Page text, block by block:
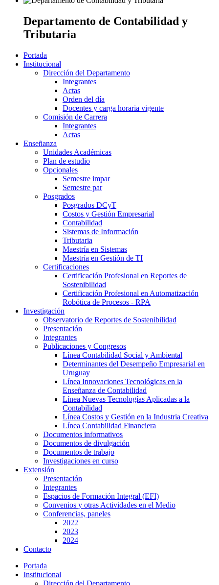
Departamento de Contabilidad y
Tributaria
Portada
Institucional
Dirección del Departamento
Integrantes
Actas
Orden del día
Docentes y carga horaria vigente
Comisión de Carrera
Integrantes
Actas
Enseñanza
Unidades Académicas
Plan de estudio
Opcionales
Semestre impar
Semestre par
Posgrados
Posgrados DCyT
Costos y Gestión Empresarial
Contabilidad
Sistemas de Información
Tributaria
Maestría en Sistemas
Maestría en Gestión de TI
Certificaciones
Certificación Profesional en Reportes de
Sostenibilidad
Certificación Profesional en Automatización
Robótica de Procesos - RPA
Investigación
Observatorio de Reportes de Sostenibilidad
Presentación
Integrantes
Publicaciones y Congresos
Línea Contabilidad Social y Ambiental
Determinantes del Desempeño Empresarial en
Uruguay
Línea Innovaciones Tecnológicas en la
Enseñanza de Contabilidad
Línea Nuevas Tecnologías Aplicadas a la
Contabilidad
Línea Costos y Gestión en la Industria Creativa
Línea Contabilidad Financiera
Documentos informativos
Documentos de divulgación
Documentos de trabajo
Investigaciones en curso
Extensión
Presentación
Integrantes
Espacios de Formación Integral (EFI)
Convenios y otras Actividades en el Medio
Conferencias, paneles
2022
2023
2024
Contacto
Portada
Institucional
Dirección del Departamento